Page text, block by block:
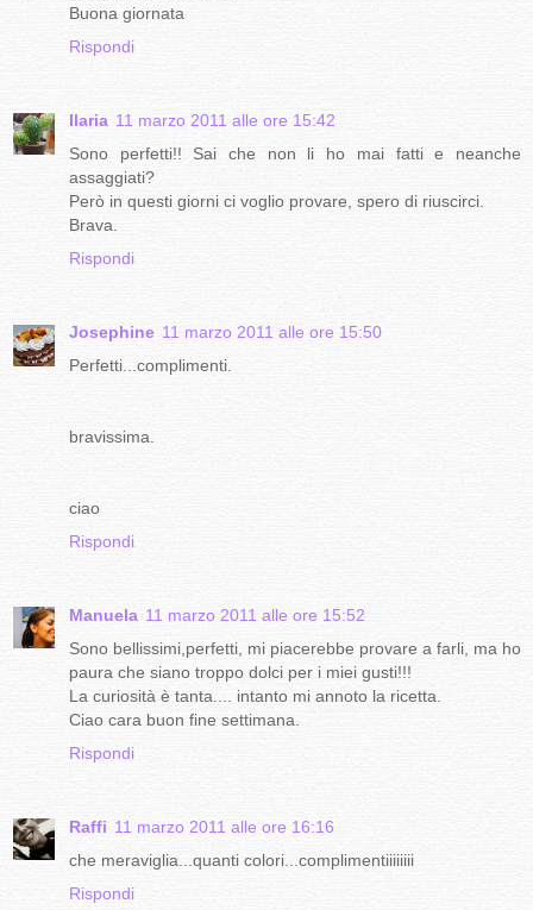
Buona giornata
Rispondi
Ilaria 11 marzo 2011 alle ore 15:42
Sono perfetti!! Sai che non li ho mai fatti e neanche
assaggiati?
Però in questi giorni ci voglio provare, spero di riuscirci.
Brava.
Rispondi
Josephine 11 marzo 2011 alle ore 15:50
Perfetti...complimenti.
bravissima.
ciao
Rispondi
Manuela 11 marzo 2011 alle ore 15:52
Sono bellissimi,perfetti, mi piacerebbe provare a farli, ma ho
paura che siano troppo dolci per i miei gusti!!!
La curiosità è tanta.... intanto mi annoto la ricetta.
Ciao cara buon fine settimana.
Rispondi
Raffi 11 marzo 2011 alle ore 16:16
che meraviglia...quanti colori...complimentiiiiiiii
Rispondi